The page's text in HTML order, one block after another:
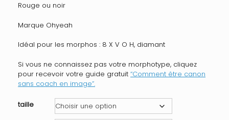
Rouge ou noir
Marque Ohyeah
Idéal pour les morphos : 8 X V O H, diamant
Si vous ne connaissez pas votre morphotype, cliquez
pour recevoir votre guide gratuit “Comment être canon
sans coach en image”.
taille